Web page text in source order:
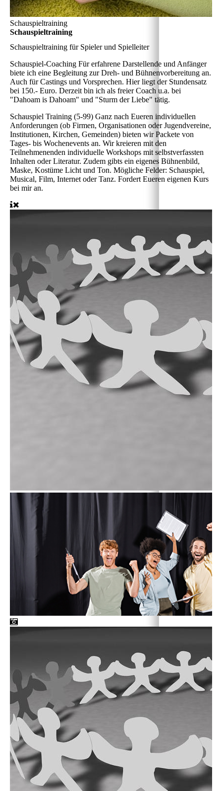
Schauspieltraining
Schauspieltraining
Schauspieltraining für Spieler und Spielleiter
Schauspiel-Coaching Für erfahrene Darstellende und Anfänger
biete ich eine Begleitung zur Dreh- und Bühnenvorbereitung an.
Auch für Castings und Vorsprechen. Hier liegt der Stundensatz
bei 150.- Euro. Derzeit bin ich als freier Coach u.a. bei
"Dahoam is Dahoam" und "Sturm der Liebe" tätig.
Schauspiel Training (5-99) Ganz nach Eueren individuellen
Anforderungen (ob Firmen, Organisationen oder Jugendvereine,
Institutionen, Kirchen, Gemeinden) bieten wir Packete von
Tages- bis Wochenevents an. Wir kreieren mit den
Teilnehmenenden individuelle Workshops mit selbstverfassten
Inhalten oder Literatur. Zudem gibts ein eigenes Bühnenbild,
Maske, Kostüme Licht und Ton. Mögliche Felder: Schauspiel,
Musical, Film, Internet oder Tanz. Fordert Eueren eigenen Kurs
bei mir an.